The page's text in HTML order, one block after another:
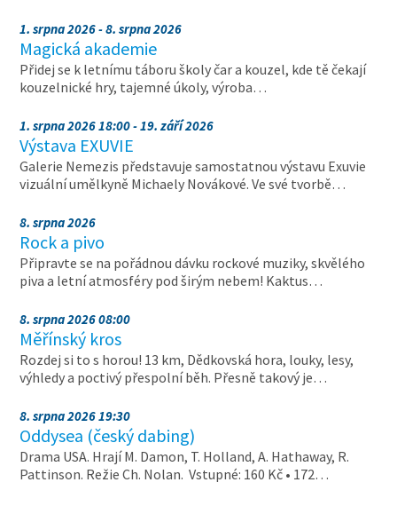
1. srpna 2026 - 8. srpna 2026
Magická akademie
Přidej se k letnímu táboru školy čar a kouzel, kde tě čekají
kouzelnické hry, tajemné úkoly, výroba…
1. srpna 2026 18:00 - 19. září 2026
Výstava EXUVIE
Galerie Nemezis představuje samostatnou výstavu Exuvie
vizuální umělkyně Michaely Novákové. Ve své tvorbě…
8. srpna 2026
Rock a pivo
Připravte se na pořádnou dávku rockové muziky, skvělého
piva a letní atmosféry pod širým nebem! Kaktus…
8. srpna 2026 08:00
Měřínský kros
Rozdej si to s horou! 13 km, Dědkovská hora, louky, lesy,
výhledy a poctivý přespolní běh. Přesně takový je…
8. srpna 2026 19:30
Oddysea (český dabing)
Drama USA. Hrají M. Damon, T. Holland, A. Hathaway, R.
Pattinson. Režie Ch. Nolan. Vstupné: 160 Kč • 172…